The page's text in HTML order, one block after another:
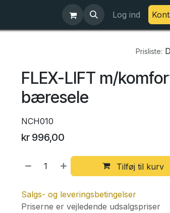
Log ind
Prisliste:
FLEX-LIFT m/
bæresele
NCH010
kr 996,00
Tilføj til kurv
Salgs- og leveringsbetingelser
Priserne er vejledende udsalgspriser